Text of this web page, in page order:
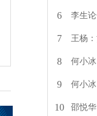
6 李生
7 王杨
8 何小
9 何小
10 邵悦